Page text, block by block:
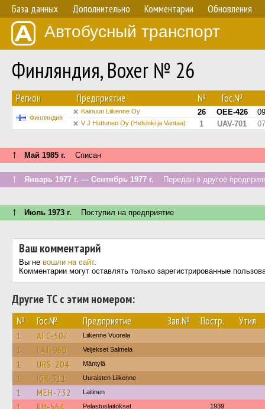
База данных Дополнительно Комментарии Обновления
Автобусный транспорт
Финляндия, Boxer № 26
Регион Предприятие № Гос.№
Финляндия
Kainuun Liikenne Oy 26 OEE-426
V J Huttunen Oy (Helsinki ja Vantaa) 1 UAV-701
↑ Май 1985 г. Списан
↑ Январь 1977 г. — Сентябрь 1977 г. Передан в другое
↑ Июль 1973 г. Поступил на предприятие
Ваш комментарий
Вы не вошли на сайт.
Комментарии могут оставлять только зарегистрированные
Другие ТС с этим номером:
№ Гос.№ Предприятие Зав.№ Постр. Утил.
1 AFC-507 Liikenne Vuorela
1 LAJ-960 Veljekset Salmela
1 URS-204 Mäntylä
1 IGR-311 Uuraisten Liikenne
1 MEH-732 Laitinen
1 RH-564 Pelastuslaitokset 1939